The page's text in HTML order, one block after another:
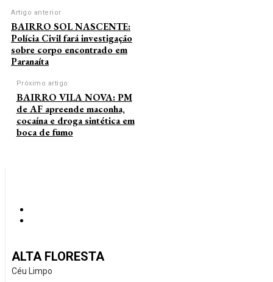
Artigo anterior
BAIRRO SOL NASCENTE:
Polícia Civil fará investigação
sobre corpo encontrado em
Paranaíta
Próximo artigo
BAIRRO VILA NOVA: PM
de AF apreende maconha,
cocaína e droga sintética em
boca de fumo
ALTA FLORESTA
Céu Limpo